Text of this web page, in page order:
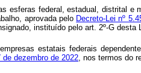
federal, estadual, distrital e
aprovada pelo Decreto-Lei nº
instituído pelo art. 2º-G desta
estatais federais
de dezembro de 2022 , nos termos do